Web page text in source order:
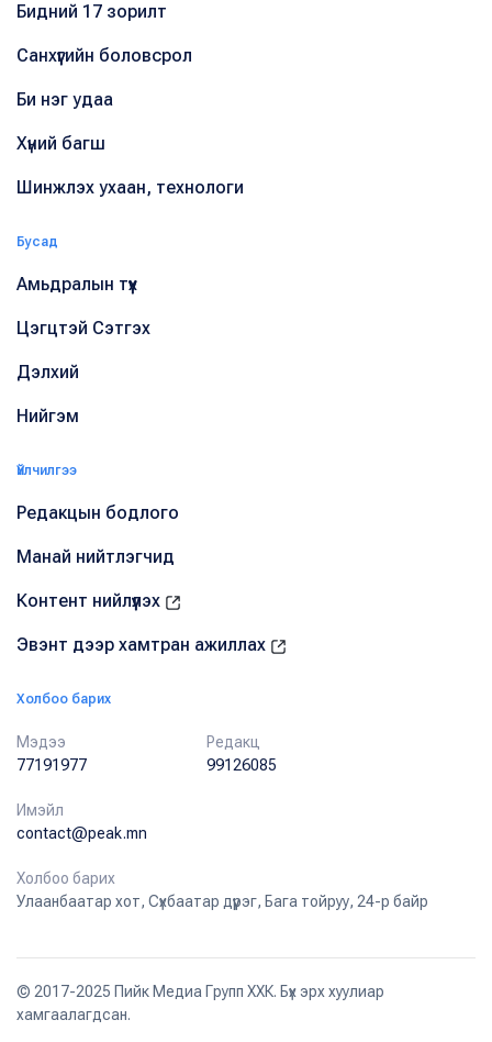
Бидний 17 зорилт
Санхүүгийн боловсрол
Би нэг удаа
Хүний багш
Шинжлэх ухаан, технологи
Бусад
Амьдралын түүх
Цэгцтэй Сэтгэх
Дэлхий
Нийгэм
Үйлчилгээ
Редакцын бодлого
Манай нийтлэгчид
Контент нийлүүлэх
Эвэнт дээр хамтран ажиллах
Холбоо барих
Мэдээ
77191977
Редакц
99126085
Имэйл
contact@peak.mn
Холбоо барих
Улаанбаатар хот, Сүхбаатар дүүрэг, Бага тойруу, 24-р байр
© 2017-2025 Пийк Медиа Групп ХХК. Бүх эрх хуулиар
хамгаалагдсан.